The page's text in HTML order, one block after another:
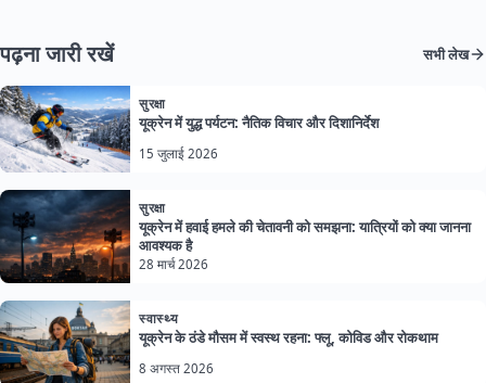
पढ़ना जारी रखें सभी लेख
सुरक्षा
यूक्रेन में युद्ध पर्यटन: नैतिक विचार और दिशानिर्देश
15 जुलाई 2026
सुरक्षा
यूक्रेन में हवाई हमले की चेतावनी को समझना: यात्रियों को क्या जानना
आवश्यक है
28 मार्च 2026
स्वास्थ्य
यूक्रेन के ठंडे मौसम में स्वस्थ रहना: फ्लू, कोविड और रोकथाम
8 अगस्त 2026